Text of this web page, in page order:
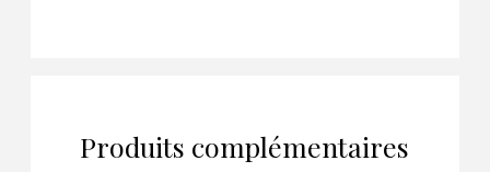
Produits complémentaires